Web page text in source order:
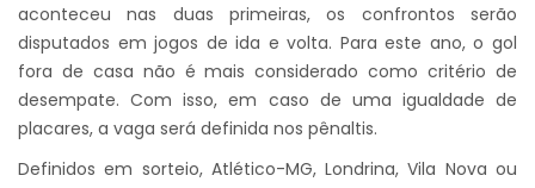
aconteceu nas duas primeiras, os confrontos serão
disputados em jogos de ida e volta. Para este ano, o gol
fora de casa não é mais considerado como critério de
desempate. Com isso, em caso de uma igualdade de
placares, a vaga será definida nos pênaltis.
Definidos em sorteio, Atlético-MG, Londrina, Vila Nova ou